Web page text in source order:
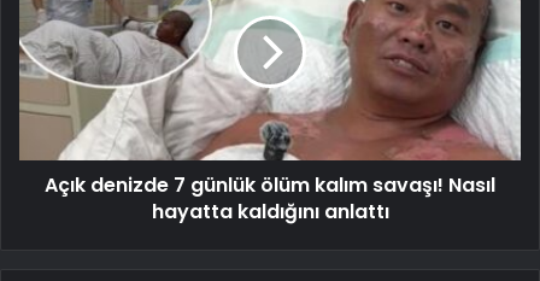
Açık denizde 7 günlük ölüm kalım savaşı! Nasıl
hayatta kaldığını anlattı